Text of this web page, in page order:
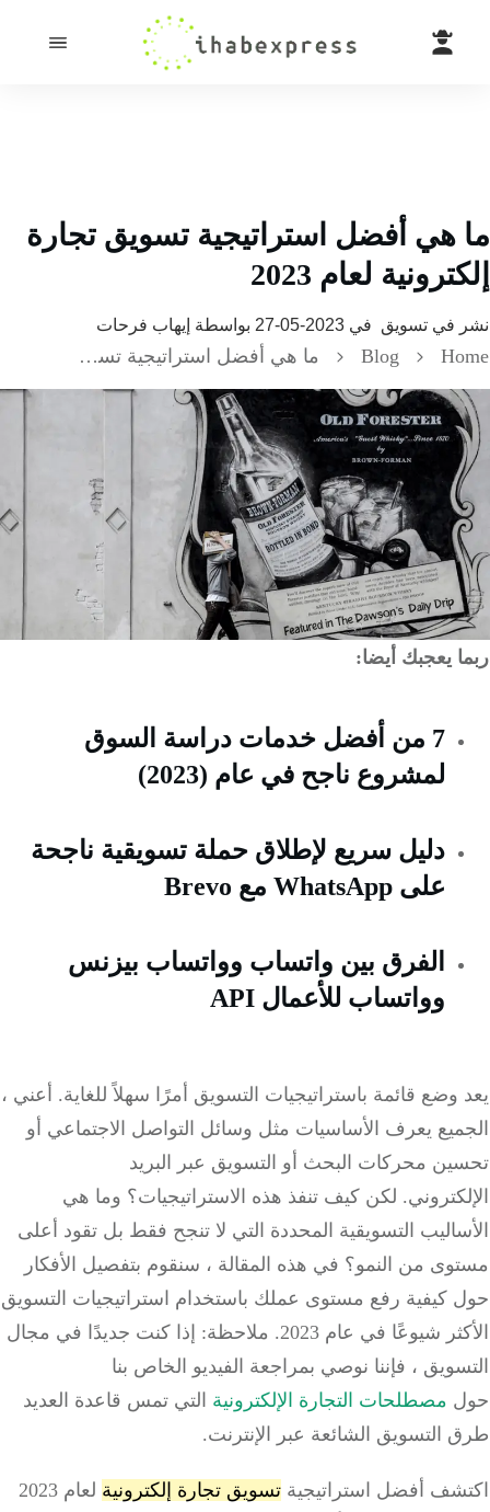
هي أفضل استراتيجية تسويق تجارة
لعام 2023
في تسويقفي 2023-05-27 بواسطةإيهاب فرحات
Blog ما هي أفضل استراتيجية تسويق تجارة إلكترونية لعام 2023
يعجبك أيضا:
7 من أفضل خدمات دراسة السوق
لمشروع ناجح في عام (2023)
دليل سريع لإطلاق حملة تسويقية ناجحة
على WhatsApp مع Brevo
الفرق بين واتساب وواتساب بيزنس
وواتساب للأعمال API
وضع قائمة باستراتيجيات التسويق أمرًا سهلاً للغاية.أعني ،
يعرف الأساسيات مثل وسائل التواصل الاجتماعي أو
محركات البحث أو التسويق عبر البريد
لكن كيف تنفذ هذه الاستراتيجيات؟وما هي
التسويقية المحددة التي لا تنجح فقط بل تقود أعلى
من النمو؟في هذه المقالة ، سنقوم بتفصيل الأفكار
كيفية رفع مستوى عملك باستخدام استراتيجيات التسويق
شيوعًا في عام 2023.
ملاحظة: إذا كنت جديدًا في مجال
، فإننا نوصي بمراجعة الفيديو الخاص بنا
مصطلحات التجارة الإلكترونيةالتي تمس قاعدة العديد
التسويق الشائعة عبر الإنترنت.
أفضل استراتيجيةتسويق تجارة إلكترونية
لعام 2023